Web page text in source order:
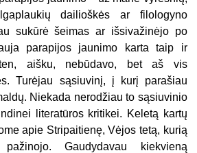
dailioškės ar filologyno
sukūrė šeimas ar išsivažinėjo po
parapijos jaunimo karta taip ir
aišku, nebūdavo, bet aš vis
Turėjau sąsiuvinį, į kurį parašiau
Niekada nerodžiau to sąsiuvinio
literatūros kritikei. Keletą kartų
apie Stripaitienę, Vėjos tetą, kurią
Gaudydavau kiekvieną